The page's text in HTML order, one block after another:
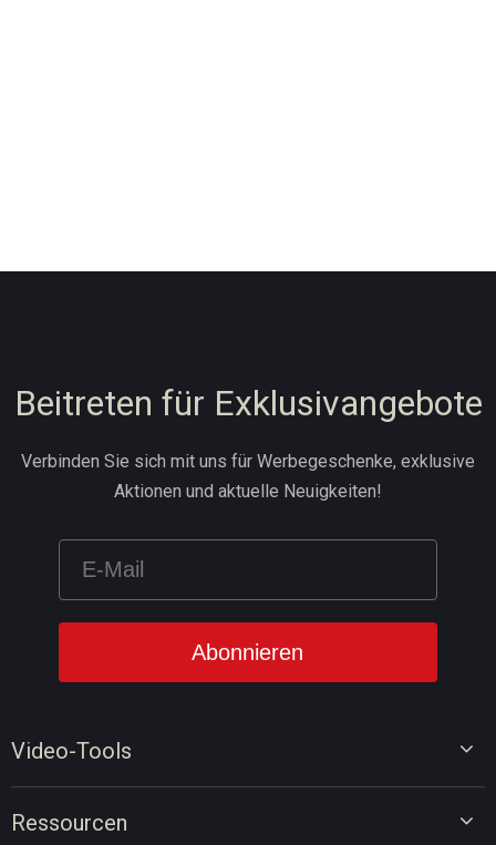
Video-Tools
Ressourcen
Beitreten für Exklusivangebote
Verbinden Sie sich mit uns für Werbegeschenke, exklusive
Aktionen und aktuelle Neuigkeiten!